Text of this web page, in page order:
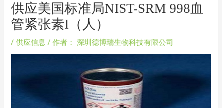
供应美国标准局NIST-SRM 998血
管紧张素I（人）
/供应信息 / 作者： 深圳德博瑞生物科技有限公司